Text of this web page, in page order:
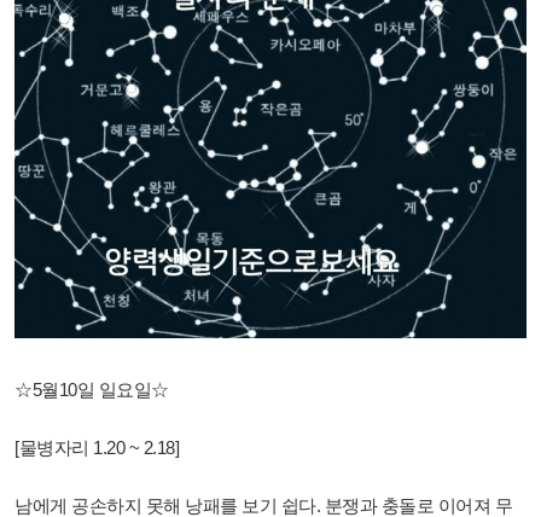
☆5월10일 일요일☆
[물병자리 1.20 ~ 2.18]
남에게 공손하지 못해 낭패를 보기 쉽다. 분쟁과 충돌로 이어져 무